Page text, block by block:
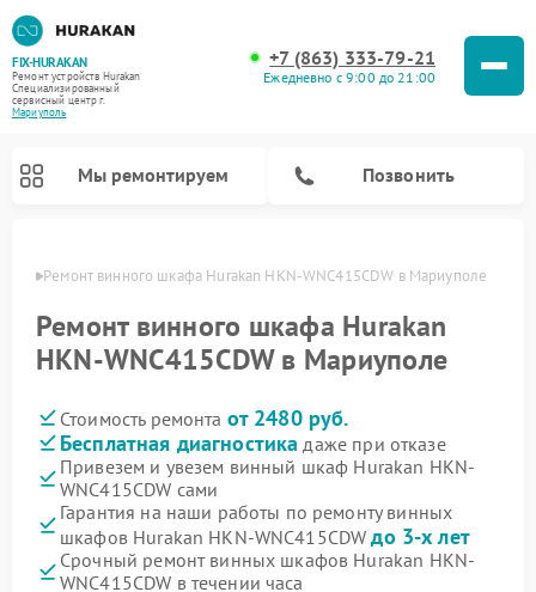
FIX-HURAKAN
Ремонт устройств Hurakan
Специализированный
cервисный центр г.
Мариуполь
+7 (863) 333-79-21
Ежедневно с 9:00 до 21:00
Мы ремонтируем Позвонить
Ремонт винного шкафа Hurakan HKN-WNC415CDW в Мариуполе
Ремонт винного шкафа Hurakan
HKN-WNC415CDW в Мариуполе
Стоимость ремонта от 2480 руб.
Бесплатная диагностика даже при отказе
Привезем и увезем винный шкаф Hurakan HKN-
WNC415CDW сами
Гарантия на наши работы по ремонту винных
шкафов Hurakan HKN-WNC415CDWдо 3-х лет
Срочный ремонт винных шкафов Hurakan HKN-
WNC415CDW в течении часа